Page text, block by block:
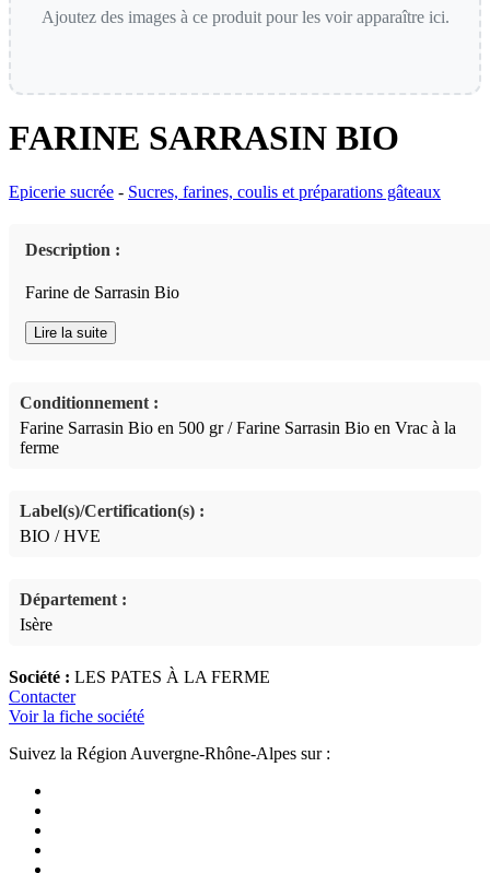
Ajoutez des images à ce produit pour les voir apparaître ici.
FARINE SARRASIN BIO
Epicerie sucrée - Sucres, farines, coulis et préparations gâteaux
Description :
Farine de Sarrasin Bio
Lire la suite
Conditionnement :
Farine Sarrasin Bio en 500 gr / Farine Sarrasin Bio en Vrac à la
ferme
Label(s)/Certification(s) :
BIO / HVE
Département :
Isère
Société : LES PATES À LA FERME
Contacter
Voir la fiche société
Suivez la Région Auvergne-Rhône-Alpes sur :